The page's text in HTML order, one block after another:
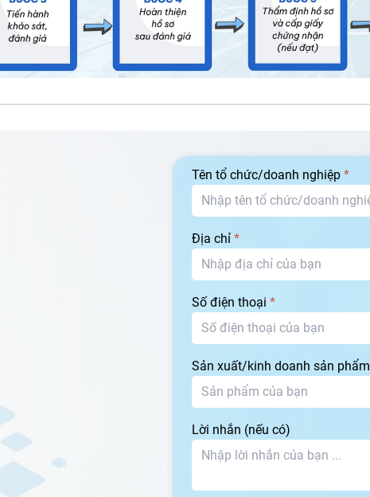
Tên tổ chức/doanh nghiệp *
Địa chỉ *
Số điện thoại *
Sản xuất/kinh doanh sản phẩm
Lời nhắn (nếu có)